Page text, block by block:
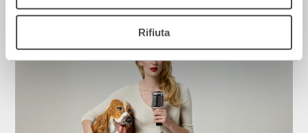
Rifiuta
Rassegna Stampa